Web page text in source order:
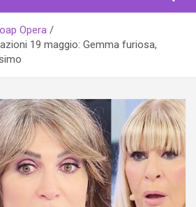
Opera
19 maggio: Gemma furiosa,